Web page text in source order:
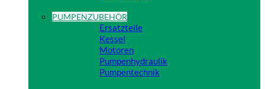
PUMPENZUBEHÖR
Ersatzteile
Kessel
Motoren
Pumpenhydraulik
Pumpentechnik